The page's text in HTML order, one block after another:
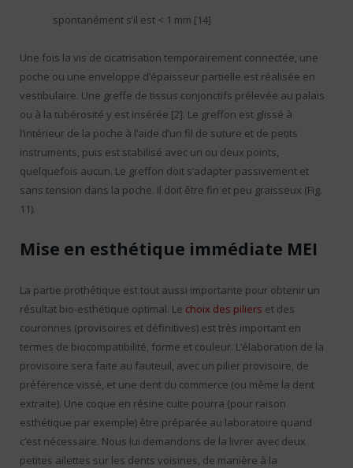
spontanément s’il est < 1 mm [14]
Une fois la vis de cicatrisation temporairement connectée, une
poche ou une enveloppe d’épaisseur partielle est réalisée en
vestibulaire. Une greffe de tissus conjonctifs prélevée au palais
ou à la tubérosité y est insérée [2]. Le greffon est glissé à
l’intérieur de la poche à l’aide d’un fil de suture et de petits
instruments, puis est stabilisé avec un ou deux points,
quelquefois aucun. Le greffon doit s’adapter passivement et
sans tension dans la poche. Il doit être fin et peu graisseux (Fig.
11).
Mise en esthétique immédiate MEI
La partie prothétique est tout aussi importante pour obtenir un
résultat bio-esthétique optimal. Le choix des piliers et des
couronnes (provisoires et définitives) est très important en
termes de biocompatibilité, forme et couleur. L’élaboration de la
provisoire sera faite au fauteuil, avec un pilier provisoire, de
préférence vissé, et une dent du commerce (ou même la dent
extraite). Une coque en résine cuite pourra (pour raison
esthétique par exemple) être préparée au laboratoire quand
c’est nécessaire. Nous lui demandons de la livrer avec deux
petites ailettes sur les dents voisines, de manière à la